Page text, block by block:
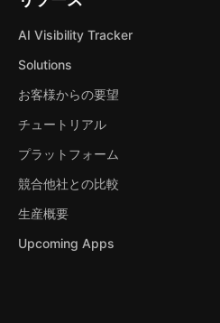
AI Visibility Tracker
Solutions
お客様からの要望
チュートリアル
プラットフォーム
競合他社との比較
生産概要
Upcoming Apps